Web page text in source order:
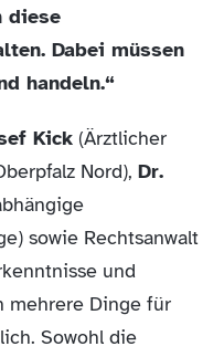
diese
Dabei müssen
handeln.“
Kick (Ärztlicher
Nord), Dr.
sowie Rechtsanwalt
und
mehrere Dinge für
Sowohl die